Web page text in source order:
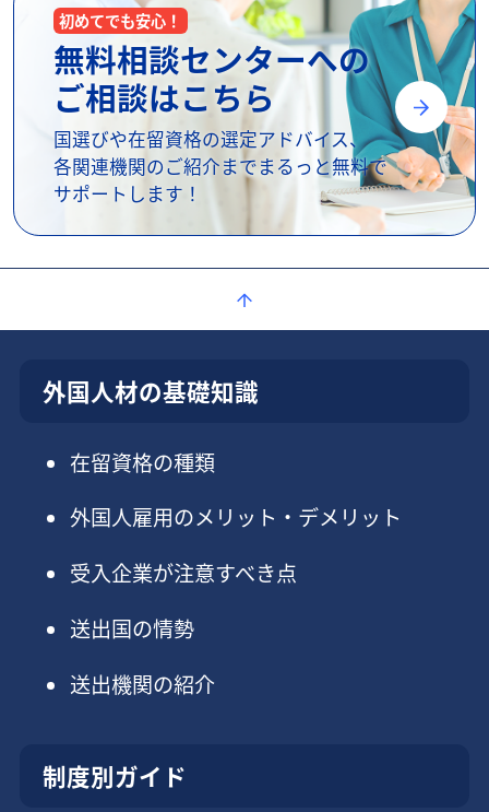
初めてでも安心！
無料相談センターへの
ご相談はこちら
国選びや在留資格の選定アドバイス、
各関連機関のご紹介までまるっと無料で
サポートします！
外国人材の基礎知識
在留資格の種類
外国人雇用のメリット・デメリット
受入企業が注意すべき点
送出国の情勢
送出機関の紹介
制度別ガイド